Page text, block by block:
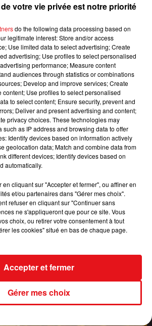
INTERPELLÉES DEPUIS DÉBUT
votre vie privée est notre priorité
do the following data processing based on
legitimate interest: Store and/or access
Use limited data to select advertising; Create
advertising; Use profiles to select personalised
performance; Measure content
audiences through statistics or combinations
Develop and improve services; Create
Use profiles to select personalised
to select content; Ensure security, prevent and
Deliver and present advertising and content;
privacy choices. These technologies may
such as IP address and browsing data to offer
Identify devices based on information actively
geolocation data; Match and combine data from
different devices; Identify devices based on
automatically.
en cliquant sur "Accepter et fermer", ou affiner en
et/ou partenaires dans "Gérer mes choix".
refuser en cliquant sur "Continuer sans
ne s'appliqueront que pour ce site. Vous
choix, ou retirer votre consentement à tout
les cookies" situé en bas de chaque page.
Gérer mes choix
Accepter et fermer